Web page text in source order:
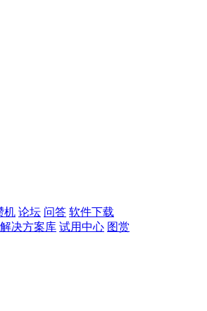
机 论坛 问答 软件下载
解决方案库 试用中心 图赏